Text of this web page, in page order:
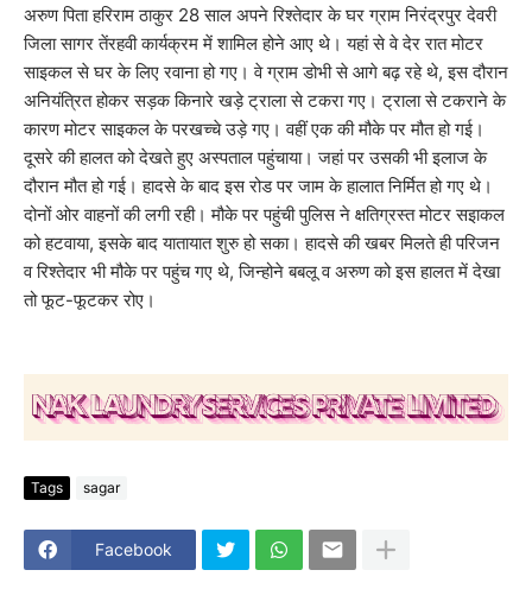
अरुण पिता हरिराम ठाकुर 28 साल अपने रिश्तेदार के घर ग्राम निरंद्रपुर देवरी
जिला सागर तेंरहवी कार्यक्रम में शामिल होने आए थे। यहां से वे देर रात मोटर
साइकल से घर के लिए रवाना हो गए। वे ग्राम डोभी से आगे बढ़ रहे थे, इस दौरान
अनियंत्रित होकर सड़क किनारे खड़े ट्राला से टकरा गए। ट्राला से टकराने के
कारण मोटर साइकल के परखच्चे उड़े गए। वहीं एक की मौके पर मौत हो गई।
दूसरे की हालत को देखते हुए अस्पताल पहुंचाया। जहां पर उसकी भी इलाज के
दौरान मौत हो गई। हादसे के बाद इस रोड पर जाम के हालात निर्मित हो गए थे।
दोनों ओर वाहनों की लगी रही। मौके पर पहुंची पुलिस ने क्षतिग्रस्त मोटर सइाकल
को हटवाया, इसके बाद यातायात शुरु हो सका। हादसे की खबर मिलते ही परिजन
व रिश्तेदार भी मौके पर पहुंच गए थे, जिन्होने बबलू व अरुण को इस हालत में देखा
तो फूट-फूटकर रोए।
Tags sagar
Facebook